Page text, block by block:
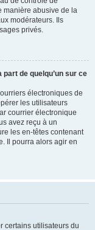
manière abusive de la
modérateurs. Ils
privés.
de quelqu’un sur ce
électroniques de
les utilisateurs
courrier électronique
avez reçu à un
les en-têtes contenant
Il pourra alors agir en
certains utilisateurs du